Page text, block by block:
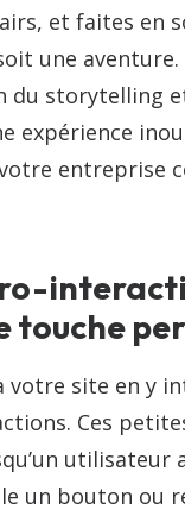
et faites en
une aventure.
du storytelling et
expérience
entreprise
touche
votre site en y
Ces
utilisateur
un bouton ou